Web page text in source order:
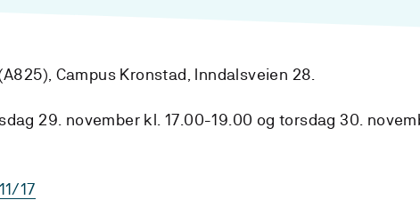
Campus Kronstad, Inndalsveien 28.
29. november kl. 17.00-19.00 og torsdag 30.
17